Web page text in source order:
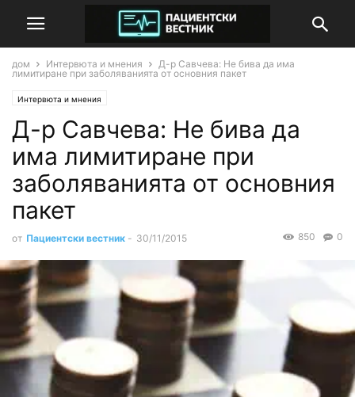
дом Интервюта и мнения
Д-р Савчева: Не бива да има
лимитиране при заболяванията от основния пакет
Интервюта и мнения
Д-р Савчева: Не бива да
има лимитиране при
заболяванията от основния
пакет
от Пациентски вестник - 30/11/2015 0
850